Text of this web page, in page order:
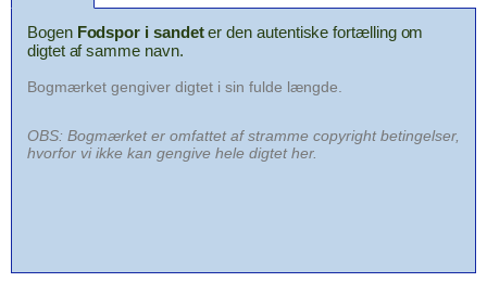
BogenFodspor i sandeter den autentiske fortælling om
digtet af samme navn.
Bogmærket gengiver digtet i sin fulde længde.
OBS: Bogmærket er omfattet af stramme copyright betingelser,
hvorfor vi ikke kan gengive hele digtet her.